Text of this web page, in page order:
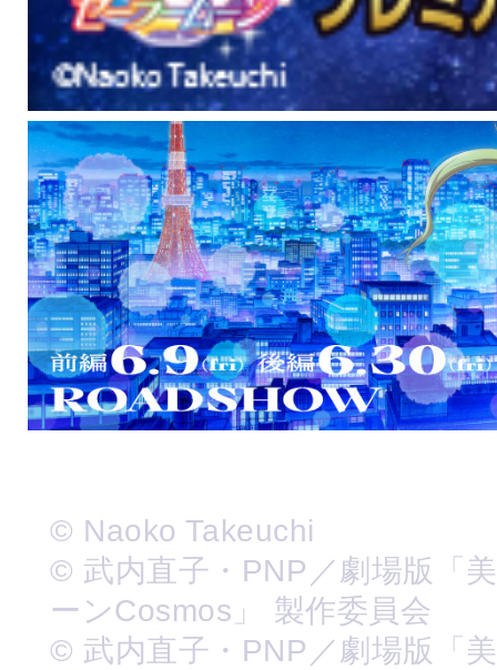
© Naoko Takeuchi
© 武内直子・PNP／劇場版「
ーンCosmos」 製作委員会
© 武内直子・PNP／劇場版「